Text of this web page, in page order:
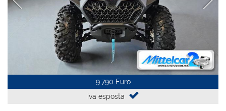
9.790 Euro
iva esposta